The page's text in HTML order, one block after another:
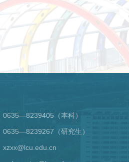
0635—8239405（本科）
0635—8239267（研究生）
xzxx@lcu.edu.cn